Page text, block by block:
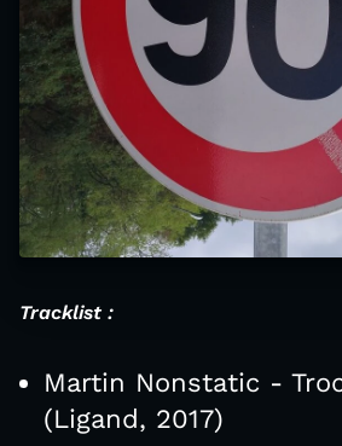
Tracklist :
Martin Nonstatic -
(Ligand, 2017)